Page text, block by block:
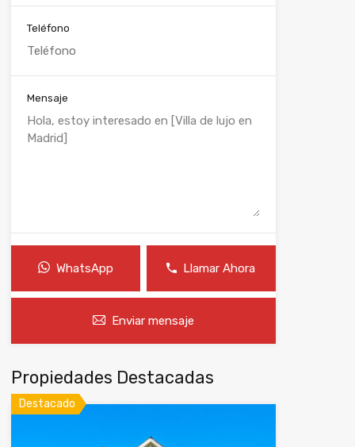
Teléfono
Mensaje
WhatsApp Llamar Ahora
Enviar mensaje
Propiedades Destacadas
Destacado